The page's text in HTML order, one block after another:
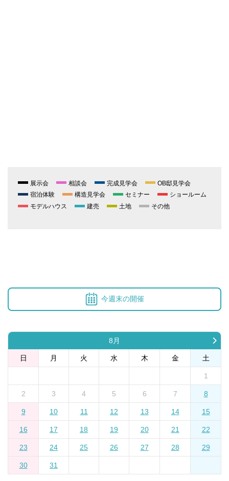
展示会 相談会 完成見学会
OB邸見学会
宿泊体験
構造見学会 セミナー
ショールーム
モデルハウス
建売 土地 その他
今週末の開催
8月
日 月 火 水 木 金 土
1
2 3 4 5 6 7 8
9 10 11 12 13 14 15
16 17 18 19 20 21 22
23 24 25 26 27 28 29
30 31